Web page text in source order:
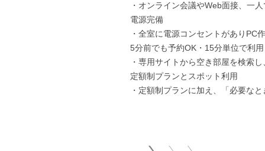
・オンライン会議やWeb面接、一
電源完備
・全室に電源コンセントがありPC
5分前でも予約OK・15分単位で利用
・専用サイトから空き部屋を検索
定額制プランとスポット利用
・定額制プランに加え、「必要な